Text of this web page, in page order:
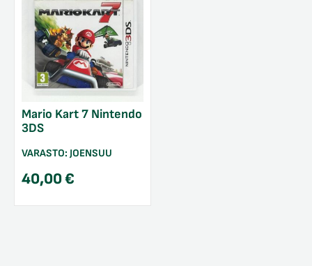
Mario Kart 7 Nintendo
3DS
VARASTO: JOENSUU
40,00€